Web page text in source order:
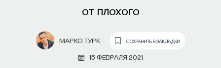
от плохого
МАРКО ТУРК СОХРАНИТЬ В ЗАКЛАДКИ
15 ФЕВРАЛЯ 2021
ИИ в университете, цели